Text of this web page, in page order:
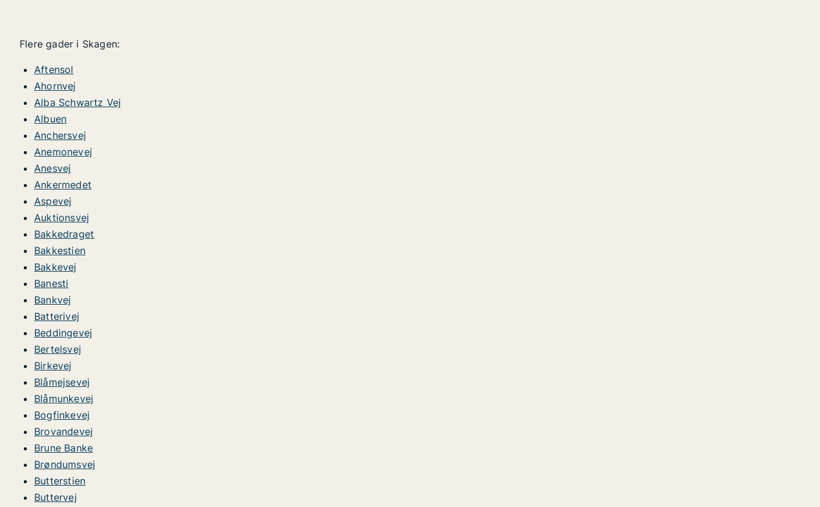
Flere gader i Skagen:
Aftensol
Ahornvej
Alba Schwartz Vej
Albuen
Anchersvej
Anemonevej
Anesvej
Ankermedet
Aspevej
Auktionsvej
Bakkedraget
Bakkestien
Bakkevej
Banesti
Bankvej
Batterivej
Beddingevej
Bertelsvej
Birkevej
Blåmejsevej
Blåmunkevej
Bogfinkevej
Brovandevej
Brune Banke
Brøndumsvej
Butterstien
Buttervej